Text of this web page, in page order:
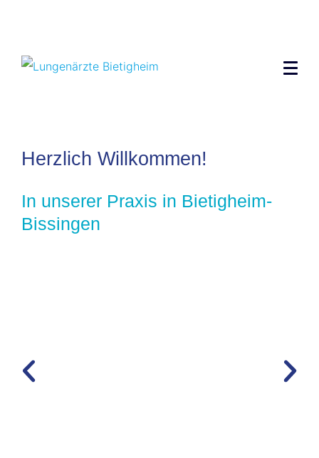
Herzlich Willkommen!
In unserer Praxis in Bietigheim-
Bissingen